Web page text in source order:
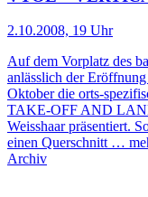
2.10.2008, 19 Uhr
Auf dem Vorplatz des
anlässlich der
Oktober die orts-
TAKE-OFF AND
Weisshaar präsentiert.
einen Querschnitt …
Archiv